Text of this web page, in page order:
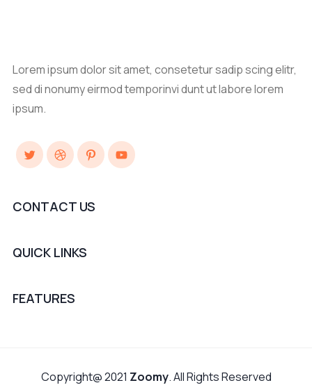
Lorem ipsum dolor sit amet, consetetur sadip scing elitr,
sed di nonumy eirmod temporinvi dunt ut labore lorem
ipsum.
TwitterDribbblePinterestYouTube
CONTACT US
QUICK LINKS
FEATURES
Copyright@ 2021 Zoomy. All Rights Reserved